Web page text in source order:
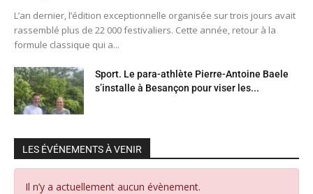
L’an dernier, l’édition exceptionnelle organisée sur trois jours avait
rassemblé plus de 22 000 festivaliers. Cette année, retour à la
formule classique qui a...
Sport. Le para-athlète Pierre-Antoine Baele
s’installe à Besançon pour viser les...
LES ÉVÉNEMENTS À VENIR
Il n’y a actuellement aucun évènement.